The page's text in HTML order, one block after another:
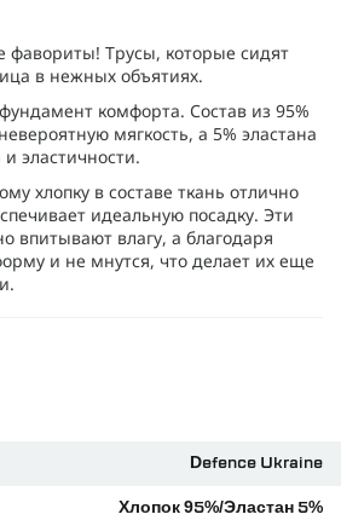
Трусы, которые сидят
в нежных объятиях.
комфорта. Состав из 95%
мягкость, а 5% эластана
эластичности.
хлопку в составе ткань отлично
идеальную посадку. Эти
впитывают влагу, а благодаря
и не мнутся, что делает их еще
эластан 5%.
твоей заднице настоящийDefence Ukraine
Хлопок 95%/Эластан 5%